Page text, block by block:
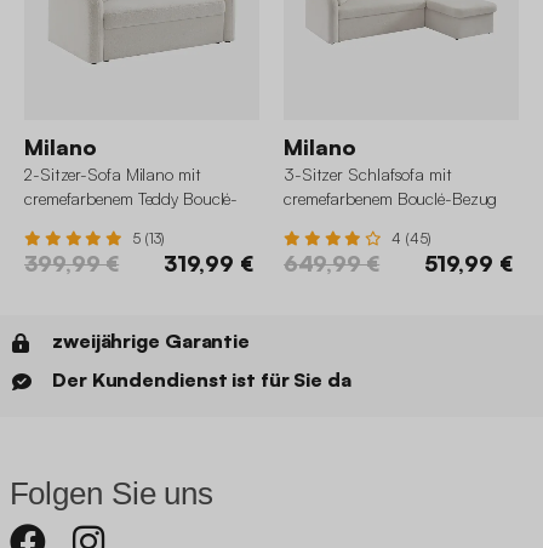
Milano
2-Sitzer-Sofa Milano mit
cremefarbenem Teddy Bouclé-
5 (13)
399,99 € 319,99 €
Milano
3-Sitzer Schlafsofa mit
cremefarbenem Bouclé-Bezug
4 (45)
649,99 € 519,99 €
zweijährige Garantie
Der Kundendienst ist für Sie da
Folgen Sie uns